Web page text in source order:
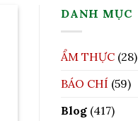
DANH MỤC
ẨM THỰC (28)
BÁO CHÍ (59)
Blog (417)